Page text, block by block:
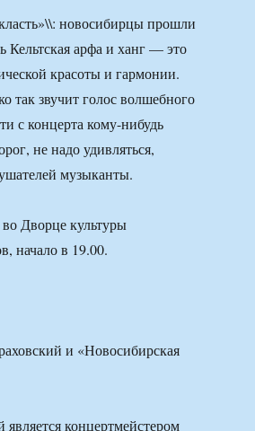
новосибирцы прошли
Кельтская арфа и ханг — это
красоты и гармонии.
так звучит голос волшебного
с концерта кому-нибудь
не надо удивляться,
музыканты.
Дворце культуры
начало в 19.00.
и «Новосибирская
концертмейстером